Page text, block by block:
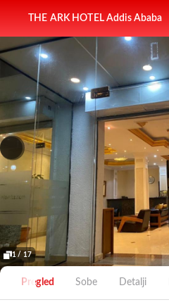
THE ARK HOTEL Addis Ababa
1 / 17
Pregled Sobe Detalji